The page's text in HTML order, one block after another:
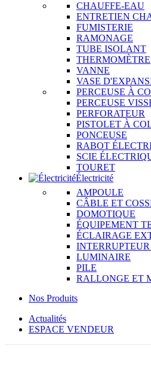
CHAUFFE-EAU
ENTRETIEN
FUMISTERIE
RAMONAGE
TUBE ISOLANT
THERMOMÈTRE
VANNE
VASE
PERCEUSE À
PERCEUSE
PERFORATEUR
PISTOLET À
PONCEUSE
RABOT
SCIE
TOURET
Électricité
AMPOULE
CÂBLE ET
DOMOTIQUE
ÉQUIPEMENT
ÉCLAIRAGE
INTERRUPTEUR
LUMINAIRE
PILE
RALLONGE ET
Nos Produits
Actualités
ESPACE VENDEUR